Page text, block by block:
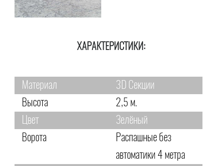
ХАРАКТЕРИСТИКИ:
Материал
3D Секции
Высота
2,5 м.
Цвет
Зелёный
Ворота
Распашные без
автоматики 4 метра